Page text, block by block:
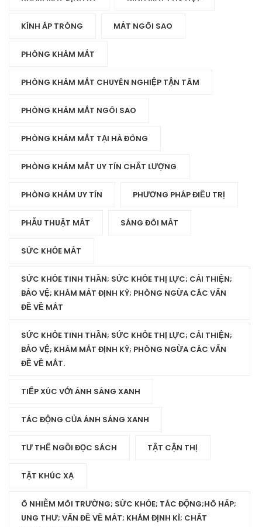
KÍNH ÁP TRÒNG MẮT NGÔI SAO
PHÒNG KHÁM MẮT
PHÒNG KHÁM MẮT CHUYÊN NGHIỆP TẬN TÂM
PHÒNG KHÁM MẮT NGÔI SAO
PHÒNG KHÁM MẮT TẠI HÀ ĐÔNG
PHÒNG KHÁM MẮT UY TÍN CHẤT LƯỢNG
PHÒNG KHÁM UY TÍN PHƯƠNG PHÁP ĐIỀU TRỊ
PHẪU THUẬT MẮT SÁNG ĐÔI MẮT
SỨC KHỎE MẮT
SỨC KHỎE TINH THẦN; SỨC KHỎE THỊ LỰC; CẢI THIỆN;
BẢO VỆ; KHÁM MẮT ĐỊNH KỲ; PHÒNG NGỪA CÁC VẤN
ĐỀ VỀ MẮT
SỨC KHỎE TINH THẦN; SỨC KHỎE THỊ LỰC; CẢI THIỆN;
BẢO VỆ; KHÁM MẮT ĐỊNH KỲ; PHÒNG NGỪA CÁC VẤN
ĐỀ VỀ MẮT.
TIẾP XÚC VỚI ÁNH SÁNG XANH
TÁC ĐỘNG CỦA ÁNH SÁNG XANH
TƯ THẾ NGỒI ĐỌC SÁCH TẬT CẬN THỊ
TẬT KHÚC XẠ
Ô NHIỄM MÔI TRƯỜNG; SỨC KHỎE; TÁC ĐỘNG;HÔ HẤP;
UNG THƯ; VẤN ĐỀ VỀ MẮT; KHÁM ĐỊNH KÌ; CHẤT